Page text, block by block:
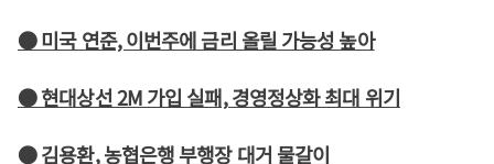
● 미국 연준, 이번주에 금리 올릴 가능성 높아
● 현대상선 2M 가입 실패, 경영정상화 최대 위기
● 김용환, 농협은행 부행장 대거 물갈이